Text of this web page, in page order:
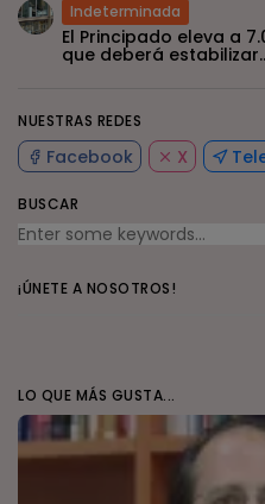
NUESTRAS REDES
Facebook X
BUSCAR
¡ÚNETE A NOSOTROS!
LO QUE MÁS GUSTA...
Indeterminada
El Principado eleva a
que deberá